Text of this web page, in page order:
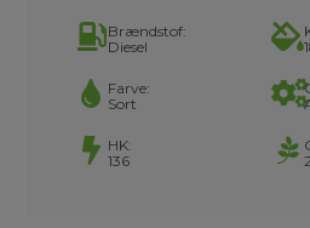
Brændstof:
Diesel
Farve:
Sort
HK:
136